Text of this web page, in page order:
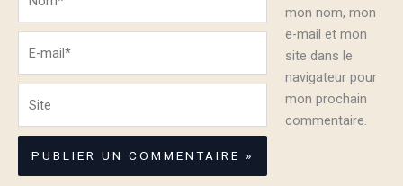
mon nom, mon
e-mail et mon
site dans le
navigateur pour
mon prochain
commentaire.